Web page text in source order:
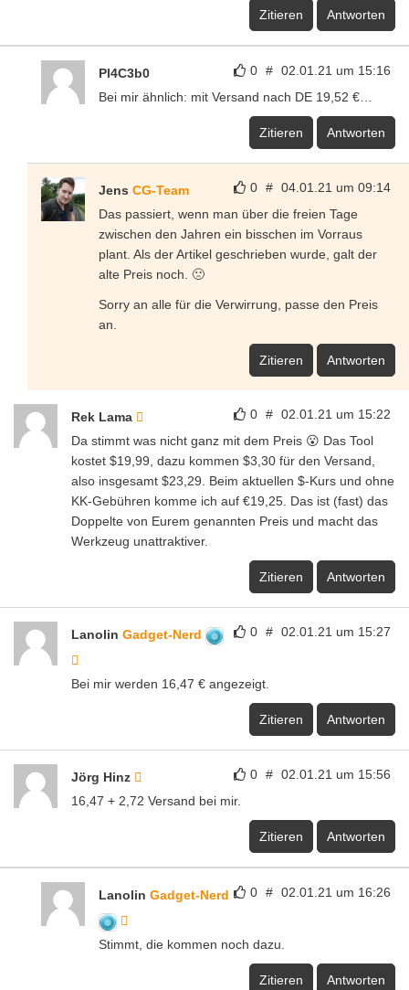
Zitieren Antworten
0 # 02.01.21 um 15:16
Pl4C3b0
Bei mir ähnlich: mit Versand nach DE 19,52 €…
Zitieren Antworten
0 # 04.01.21 um 09:14
Jens CG-Team
Das passiert, wenn man über die freien Tage
zwischen den Jahren ein bisschen im Vorraus
plant. Als der Artikel geschrieben wurde, galt der
alte Preis noch. 🙁
Sorry an alle für die Verwirrung, passe den Preis
an.
Zitieren Antworten
0 # 02.01.21 um 15:22
Rek Lama
Da stimmt was nicht ganz mit dem Preis 😮 Das Tool
kostet $19,99, dazu kommen $3,30 für den Versand,
also insgesamt $23,29. Beim aktuellen $-Kurs und ohne
KK-Gebühren komme ich auf €19,25. Das ist (fast) das
Doppelte von Eurem genannten Preis und macht das
Werkzeug unattraktiver.
Zitieren Antworten
0 # 02.01.21 um 15:27
Lanolin Gadget-Nerd
Bei mir werden 16,47 € angezeigt.
Zitieren Antworten
0 # 02.01.21 um 15:56
Jörg Hinz
16,47 + 2,72 Versand bei mir.
Zitieren Antworten
0 # 02.01.21 um 16:26
Lanolin Gadget-Nerd
Stimmt, die kommen noch dazu.
Zitieren Antworten